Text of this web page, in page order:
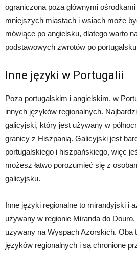
ograniczona poza głównymi
mniejszych miastach i wsiach może
mówiące po angielsku, dlatego warto
podstawowych zwrotów po
Inne języki w Portugalii
Poza portugalskim i angielskim, w
innych języków regionalnych.
galicyjski, który jest używany w
granicy z Hiszpanią. Galicyjski jest
portugalskiego i hiszpańskiego, więc
możesz łatwo porozumieć się z
galicyjsku.
Inne języki regionalne to mirandyjski i
używany w regionie Miranda do
używany na Wyspach Azorskich. Oba
języków regionalnych i są chronione